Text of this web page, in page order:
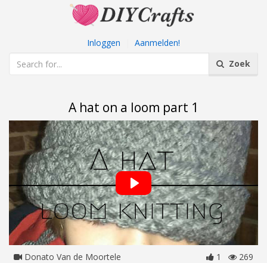
Inloggen
Aanmelden!
Zoek
A hat on a loom part 1
Donato Van de Moortele 1 269